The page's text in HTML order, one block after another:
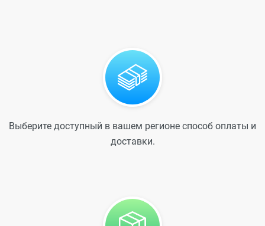
Выберите доступный в вашем регионе способ оплаты и
доставки.